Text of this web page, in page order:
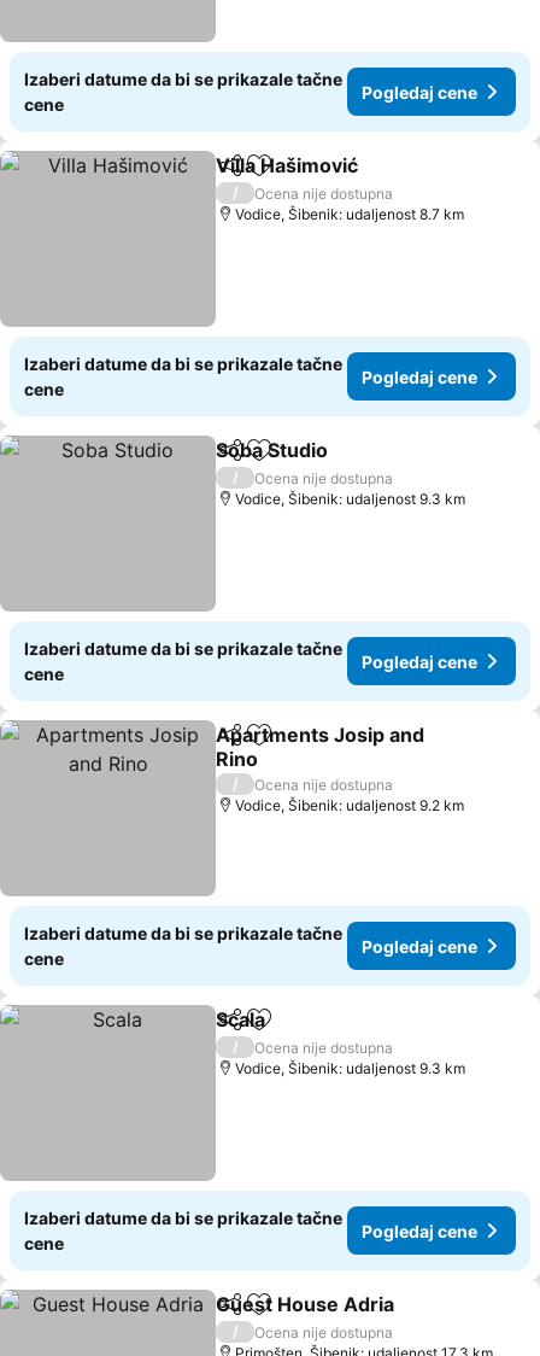
Izaberi datume da bi se prikazale tačne
cene
Pogledaj cene
Deli Dodati u favorite
Villa Hašimović
/
Ocena nije dostupna
Vodice, Šibenik: udaljenost 8.7 km
Izaberi datume da bi se prikazale tačne
cene
Pogledaj cene
Deli Dodati u favorite
Soba Studio
/
Ocena nije dostupna
Vodice, Šibenik: udaljenost 9.3 km
Izaberi datume da bi se prikazale tačne
cene
Pogledaj cene
Deli Dodati u favorite
Apartments Josip and
Rino
Pogledaj cene
/
Ocena nije dostupna
Vodice, Šibenik: udaljenost 9.2 km
Izaberi datume da bi se prikazale tačne
cene
Pogledaj cene
Deli Dodati u favorite
Scala
/
Ocena nije dostupna
Vodice, Šibenik: udaljenost 9.3 km
Izaberi datume da bi se prikazale tačne
cene
Pogledaj cene
Deli Dodati u favorite
Guest House Adria
/
Ocena nije dostupna